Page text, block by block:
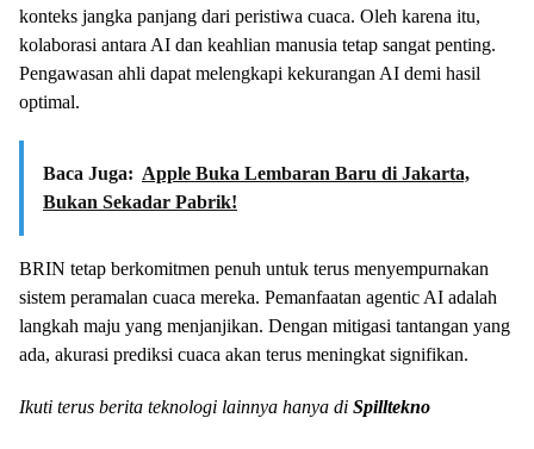
konteks jangka panjang dari peristiwa cuaca. Oleh karena itu,
kolaborasi antara AI dan keahlian manusia tetap sangat penting.
Pengawasan ahli dapat melengkapi kekurangan AI demi hasil
optimal.
Baca Juga: Apple Buka Lembaran Baru di Jakarta,
Bukan Sekadar Pabrik!
BRIN tetap berkomitmen penuh untuk terus menyempurnakan
sistem peramalan cuaca mereka. Pemanfaatan agentic AI adalah
langkah maju yang menjanjikan. Dengan mitigasi tantangan yang
ada, akurasi prediksi cuaca akan terus meningkat signifikan.
Ikuti terus berita teknologi lainnya hanya di Spilltekno